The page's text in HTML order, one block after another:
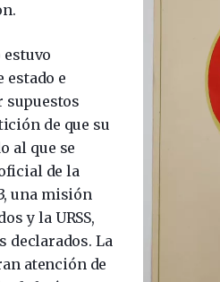
estuvo
estado e
supuestos
de que su
al que se
de la
una misión
y la URSS,
declarados. La
atención de